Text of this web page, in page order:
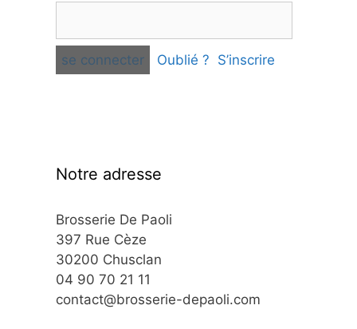
Oublié ? S’inscrire
Notre adresse
Brosserie De Paoli
397 Rue Cèze
30200 Chusclan
04 90 70 21 11
contact@brosserie-depaoli.com